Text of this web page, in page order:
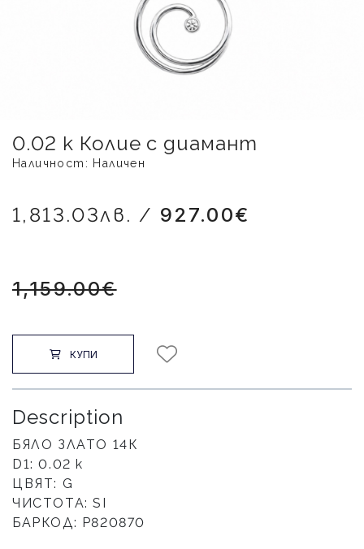
0.02 к Колие с диамант
Наличност: Наличен
1,813.03лв. / 927.00€
1,159.00€
КУПИ
Description
БЯЛО ЗЛАТО 14К
D1: 0.02 к
ЦВЯТ: G
ЧИСТОТА: SI
БАРКОД: Р820870